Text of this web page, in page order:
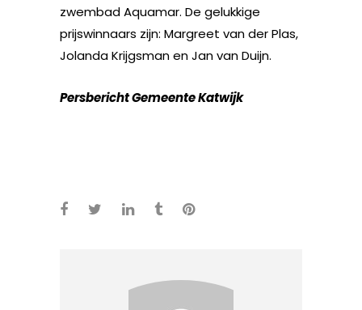
zwembad Aquamar. De gelukkige
prijswinnaars zijn: Margreet van der Plas,
Jolanda Krijgsman en Jan van Duijn.
Persbericht Gemeente Katwijk